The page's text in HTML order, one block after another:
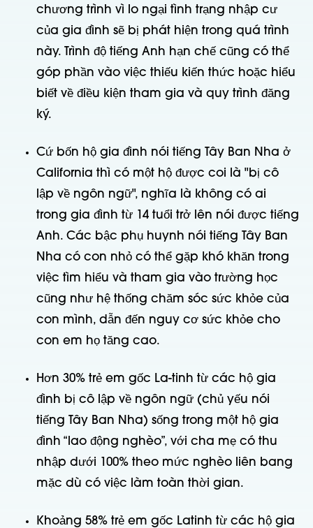
chương trình vì lo ngại tình trạng nhập cư
của gia đình sẽ bị phát hiện trong quá trình
này. Trình độ tiếng Anh hạn chế cũng có thể
góp phần vào việc thiếu kiến thức hoặc hiểu
biết về điều kiện tham gia và quy trình đăng
ký.
Cứ bốn hộ gia đình nói tiếng Tây Ban Nha ở
California thì có một hộ được coi là "bị cô
lập về ngôn ngữ", nghĩa là không có ai
trong gia đình từ 14 tuổi trở lên nói được tiếng
Anh. Các bậc phụ huynh nói tiếng Tây Ban
Nha có con nhỏ có thể gặp khó khăn trong
việc tìm hiểu và tham gia vào trường học
cũng như hệ thống chăm sóc sức khỏe của
con mình, dẫn đến nguy cơ sức khỏe cho
con em họ tăng cao.
Hơn 30% trẻ em gốc La-tinh từ các hộ gia
đình bị cô lập về ngôn ngữ (chủ yếu nói
tiếng Tây Ban Nha) sống trong một hộ gia
đình “lao động nghèo”, với cha mẹ có thu
nhập dưới 100% theo mức nghèo liên bang
mặc dù có việc làm toàn thời gian.
Khoảng 58% trẻ em gốc Latinh từ các hộ gia